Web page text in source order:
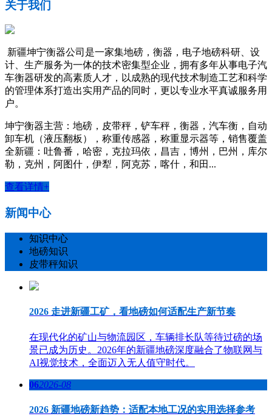
关于我们
新疆坤宁衡器公司是一家集地磅，衡器，电子地磅科研、设
计、生产服务为一体的技术密集型企业，拥有多年从事电子汽
车衡器研发的高素质人才，以成熟的现代技术制造工艺和科学
的管理体系打造出实用产品的同时，更以专业水平真诚服务用
户。
坤宁衡器主营：地磅，皮带秤，铲车秤，衡器，汽车衡，自动
卸车机（液压翻板），称重传感器，称重显示器等，销售覆盖
全新疆：吐鲁番，哈密，克拉玛依，昌吉，博州，巴州，库尔
勒，克州，阿图什，伊犁，阿克苏，喀什，和田...
查看详情+
新闻中心
知识中心
地磅知识
皮带秤知识
2026 走进新疆工矿，看地磅如何适配生产新节奏
在现代化的矿山与物流园区，车辆排长队等待过磅的场
景已成为历史。2026年的新疆地磅深度融合了物联网与
AI视觉技术，全面迈入无人值守时代。
062026-08
2026 新疆地磅新趋势：适配本地工况的实用选择参考